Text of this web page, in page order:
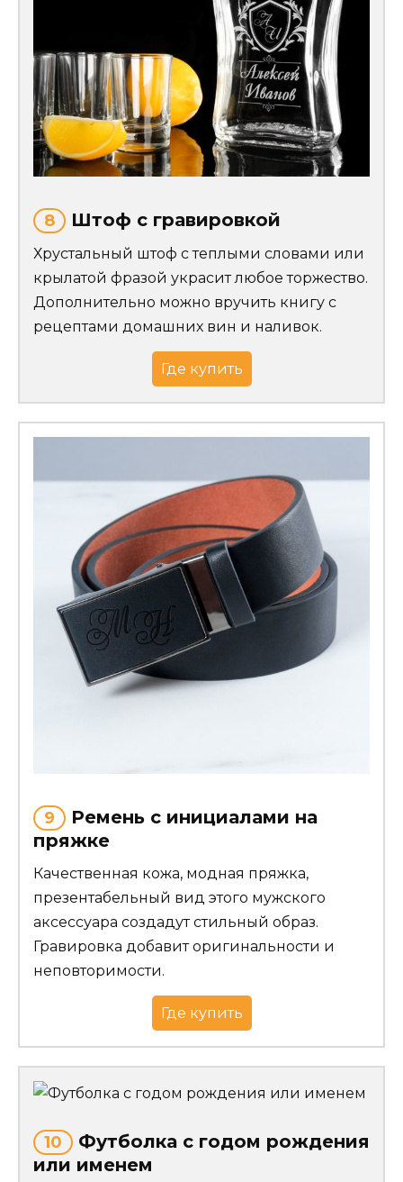
8 Штоф с гравировкой
Хрустальный штоф с теплыми словами или
крылатой фразой украсит любое торжество.
Дополнительно можно вручить книгу с
рецептами домашних вин и наливок.
Где купить
9
Ремень с инициалами на
пряжке
Качественная кожа, модная пряжка,
презентабельный вид этого мужского
аксессуара создадут стильный образ.
Гравировка добавит оригинальности и
неповторимости.
Где купить
10
Футболка с годом рождения
или именем